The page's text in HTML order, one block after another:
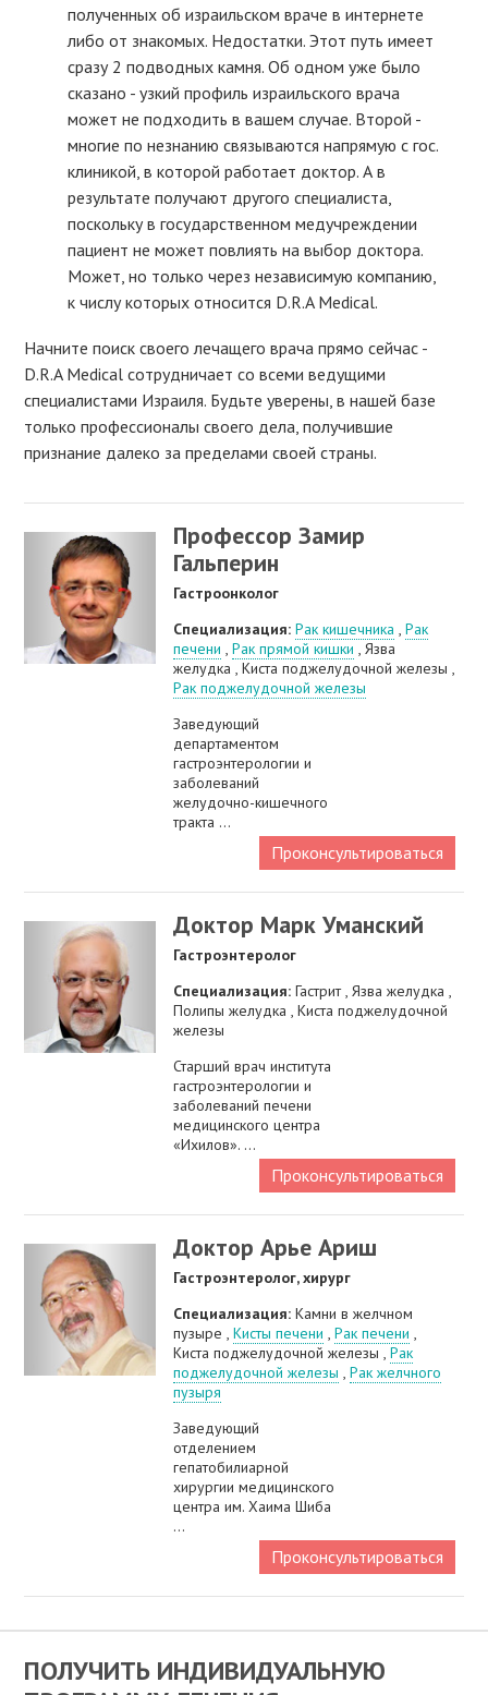
полученных об израильском враче в интернете
либо от знакомых. Недостатки. Этот путь имеет
сразу 2 подводных камня. Об одном уже было
сказано - узкий профиль израильского врача
может не подходить в вашем случае. Второй -
многие по незнанию связываются напрямую с гос.
клиникой, в которой работает доктор. А в
результате получают другого специалиста,
поскольку в государственном медучреждении
пациент не может повлиять на выбор доктора.
Может, но только через независимую компанию,
к числу которых относится D.R.A Medical.
Начните поиск своего лечащего врача прямо сейчас -
D.R.A Medical сотрудничает со всеми ведущими
специалистами Израиля. Будьте уверены, в нашей базе
только профессионалы своего дела, получившие
признание далеко за пределами своей страны.
Профессор Замир
Гальперин
Гастроонколог
Специализация:Рак кишечника ,Рак
печени ,Рак прямой кишки , Язва
желудка , Киста поджелудочной железы ,
Рак поджелудочной железы
Заведующий
департаментом
гастроэнтерологии и
заболеваний
желудочно-кишечного
тракта ...
Проконсультироваться
Доктор Марк Уманский
Гастроэнтеролог
Специализация:Гастрит , Язва желудка ,
Полипы желудка , Киста поджелудочной
железы
Старший врач института
гастроэнтерологии и
заболеваний печени
медицинского центра
«Ихилов». ...
Проконсультироваться
Доктор Арье Ариш
Гастроэнтеролог, хирург
Специализация:Камни в желчном
пузыре ,Кисты печени ,Рак печени ,
Киста поджелудочной железы ,Рак
поджелудочной железы ,Рак желчного
пузыря
Заведующий
отделением
гепатобилиарной
хирургии медицинского
центра им. Хаима Шиба
...
Проконсультироваться
ПОЛУЧИТЬ ИНДИВИДУАЛЬНУЮ